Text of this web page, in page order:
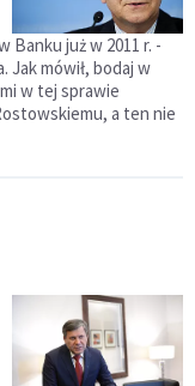
Banku już w 2011 r. -
Jak mówił, bodaj w
w tej sprawie
a ten nie